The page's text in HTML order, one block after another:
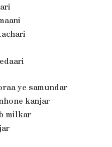
ye samundar
kanjar
milkar